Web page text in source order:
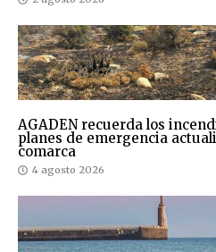
AGADEN recuerda los
planes de emergencia
comarca
4 agosto 2026